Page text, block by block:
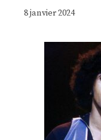
8 janvier 2024